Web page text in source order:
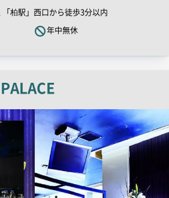
柏駅」西口から徒歩3分以内
年中無休